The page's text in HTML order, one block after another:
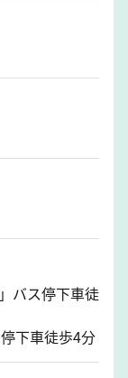
バス停下車徒
下車徒歩4分